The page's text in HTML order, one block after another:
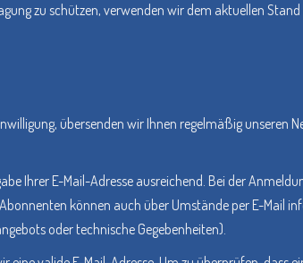
zu schützen, verwenden wir dem aktuellen
übersenden wir Ihnen regelmäßig unseren
Ihrer E-Mail-Adresse ausreichend. Bei der
können auch über Umstände per E-Mail
oder technische Gegebenheiten).